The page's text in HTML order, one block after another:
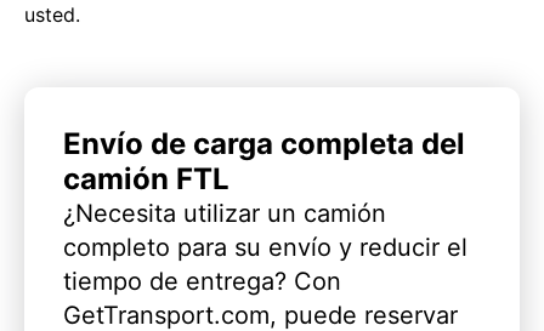
usted.
Envío de carga completa del
camión FTL
¿Necesita utilizar un camión
completo para su envío y reducir el
tiempo de entrega? Con
GetTransport.com, puede reservar